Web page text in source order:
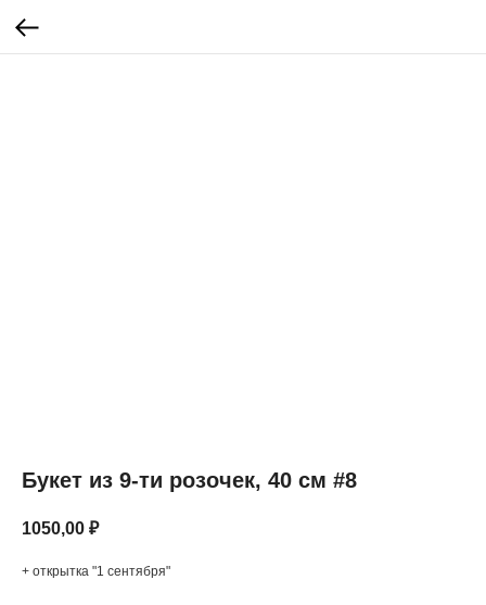
Букет из 9-ти розочек, 40 см #8
1050,00 ₽
+ открытка "1 сентября"